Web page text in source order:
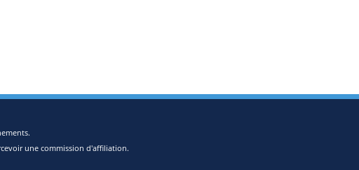
une commission d'affiliation.